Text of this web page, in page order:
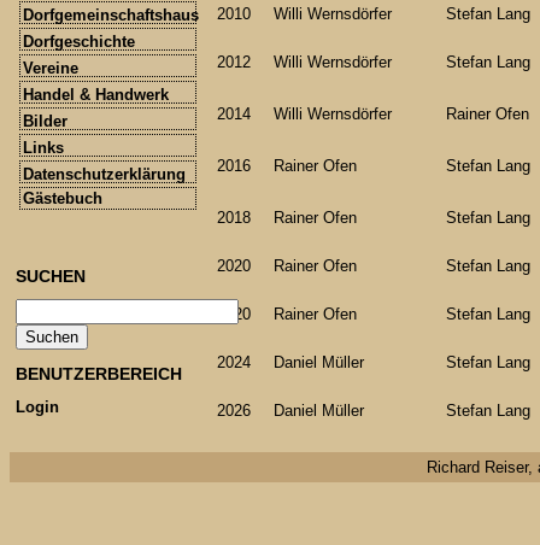
2010 Willi Wernsdörfer Stefan Lang
2012 Willi Wernsdörfer Stefan Lang
2014 Willi Wernsdörfer Rainer Ofen
2016 Rainer Ofen Stefan Lang
2018 Rainer Ofen Stefan Lang
2020 Rainer Ofen Stefan Lang
2020 Rainer Ofen Stefan Lang
2024 Daniel Müller Stefan Lang
2026 Daniel Müller Stefan Lang
Dorfgemeinschaftshaus
Dorfgeschichte
Vereine
Handel & Handwerk
Bilder
Links
Datenschutzerklärung
Gästebuch
SUCHEN
BENUTZERBEREICH
Login
Richard